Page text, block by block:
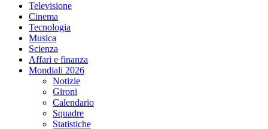
Televisione
Cinema
Tecnologia
Musica
Scienza
Affari e finanza
Mondiali 2026
Notizie
Gironi
Calendario
Squadre
Statistiche